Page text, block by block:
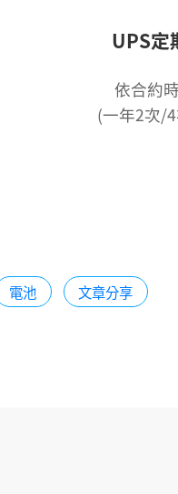
UPS定
依合約
(一年2次/
電池 文章分享